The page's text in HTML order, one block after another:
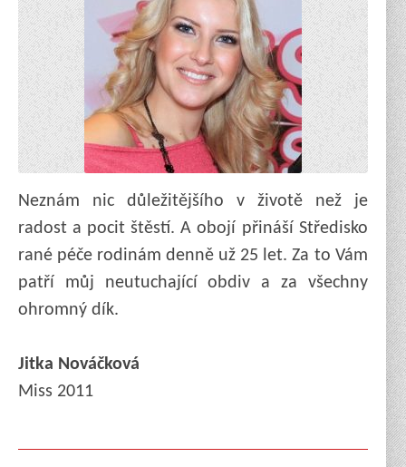
Neznám nic důležitějšího v životě než je
radost a pocit štěstí. A obojí přináší Středisko
rané péče rodinám denně už 25 let. Za to Vám
patří můj neutuchající obdiv a za všechny
ohromný dík.
Jitka Nováčková
Miss 2011